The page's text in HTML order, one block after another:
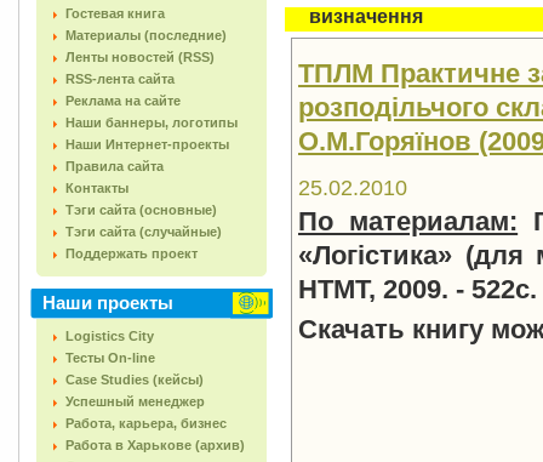
Гостевая книга
Материалы (последние)
Ленты новостей (RSS)
RSS-лента сайта
Реклама на сайте
Наши баннеры, логотипы
Наши Интернет-проекты
Правила сайта
Контакты
Тэги сайта (основные)
Тэги сайта (случайные)
Поддержать проект
Наши проекты
Logistics City
Тесты On-line
Case Studies (кейсы)
Успешный менеджер
Работа, карьера, бизнес
Работа в Харькове (архив)
визначення
ТПЛМ Практичне
розподільчого
О.М.Горяїнов
25.02.2010
По материалам:
«Логістика»
НТМТ, 2009. - 522с.
Скачать книгу